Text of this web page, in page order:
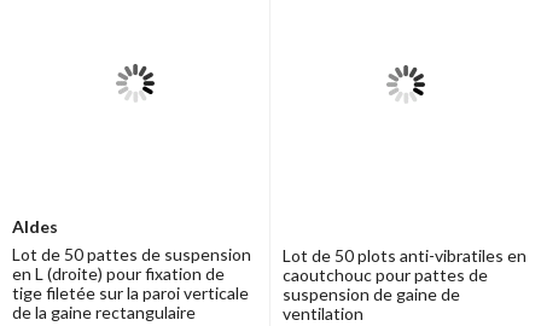
Aldes
Lot de 50 pattes de suspension
en L (droite) pour fixation de
tige filetée sur la paroi verticale
de la gaine rectangulaire
Lot de 50 plots anti-vibratiles en
caoutchouc pour pattes de
suspension de gaine de
ventilation